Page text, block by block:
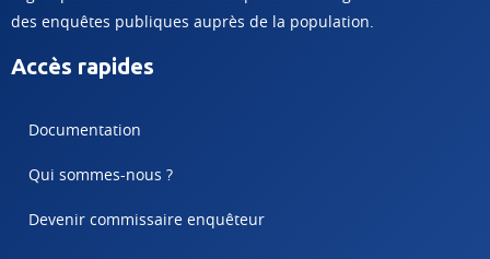
des enquêtes publiques auprès de la population.
Accès rapides
Documentation
Qui sommes-nous ?
Devenir commissaire enquêteur